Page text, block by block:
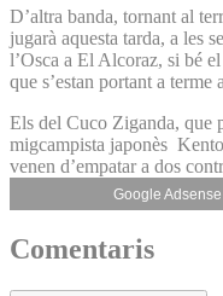
D’altra banda, tornant al
jugarà aquesta tarda, a les
l’Osca a El Alcoraz, si bé
que s’estan portant a
Els del Cuco Ziganda, que
migcampista japonès
venen d’empatar a dos
Google
Comentaris